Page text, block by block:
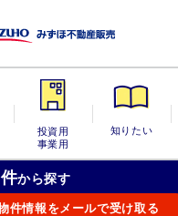
投資用・事業
用
知りたい
から探す
件情報をメールで受け取る